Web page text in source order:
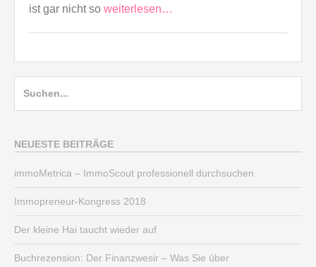
ist gar nicht so weiterlesen…
NEUESTE BEITRÄGE
immoMetrica – ImmoScout professionell durchsuchen
Immopreneur-Kongress 2018
Der kleine Hai taucht wieder auf
Buchrezension: Der Finanzwesir – Was Sie über